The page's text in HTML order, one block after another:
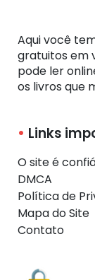
Aqui você
gratuitos em
pode ler
os livros que
Links
O site é
DMCA
Política de
Mapa do Site
Contato